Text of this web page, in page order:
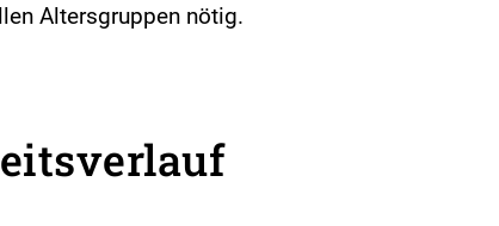
Altersgruppen nötig.